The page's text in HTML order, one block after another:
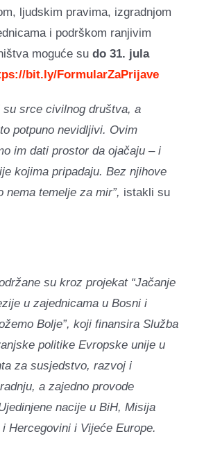
ljudskim pravima, izgradnjom
i podrškom ranjivim
moguće su do 31. jula
bit.ly/FormularZaPrijave
su srce civilnog društva, a
potpuno nevidljivi. Ovim
im dati prostor da ojačaju – i
kojima pripadaju. Bez njihove
nema temelje za mir”, istakli su
su kroz projekat “Jačanje
u zajednicama u Bosni i
Bolje”, koji finansira Služba
politike Evropske unije u
za susjedstvo, razvoj i
a zajedno provode
nacije u BiH, Misija
Hercegovini i Vijeće Europe.